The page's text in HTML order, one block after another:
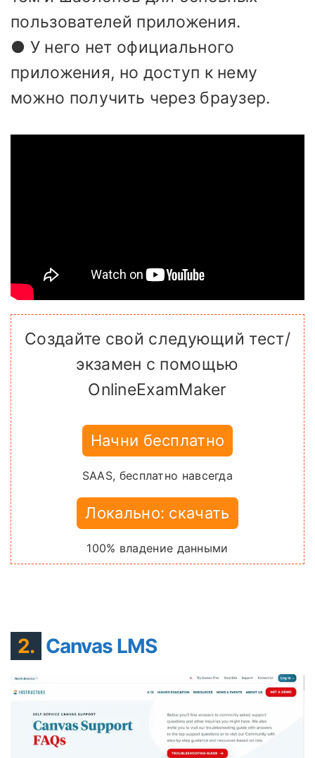
пользователей приложения.
● У него нет официального
приложения, но доступ к нему
можно получить через браузер.
Создайте свой следующий тест/
экзамен с помощью
OnlineExamMaker
Начни бесплатно
SAAS, бесплатно навсегда
Локально: скачать
100% владение данными
2. Canvas LMS